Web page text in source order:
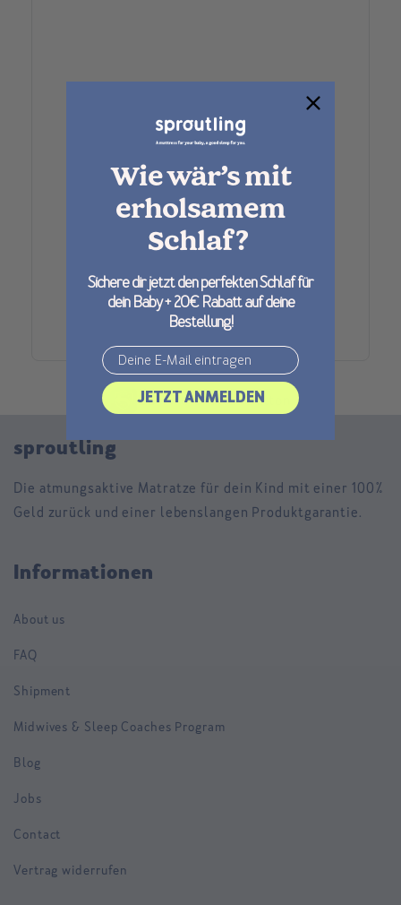
EU Withdrawal Button
sproutling
Die atmungsaktive Matratze für dein Kind mit einer 100%
Geld zurück und einer lebenslangen Produktgarantie.
Informationen
About us
FAQ
Shipment
Midwives & Sleep Coaches Program
Blog
Jobs
Contact
Vertrag widerrufen
Wie wär’s mit
erholsamem
Schlaf?
Sichere dir jetzt den perfekten Schlaf für
dein Baby + 20€ Rabatt auf deine
Bestellung!
Email
JETZT ANMELDEN